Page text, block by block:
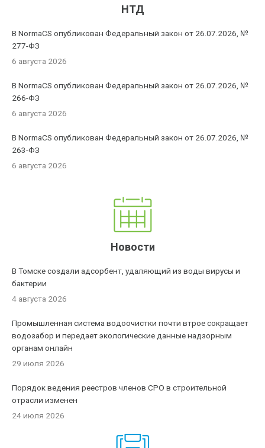
НТД
В NormaCS опубликован Федеральный закон от 26.07.2026, №
277-ФЗ
6 августа 2026
В NormaCS опубликован Федеральный закон от 26.07.2026, №
266-ФЗ
6 августа 2026
В NormaCS опубликован Федеральный закон от 26.07.2026, №
263-ФЗ
6 августа 2026
Новости
В Томске создали адсорбент, удаляющий из воды вирусы и
бактерии
4 августа 2026
Промышленная система водоочистки почти втрое сокращает
водозабор и передает экологические данные надзорным
органам онлайн
29 июля 2026
Порядок ведения реестров членов СРО в строительной
отрасли изменен
24 июля 2026